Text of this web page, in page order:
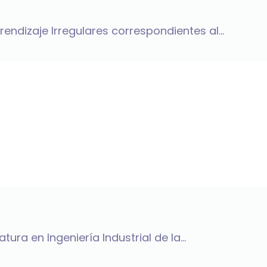
Irregulares correspondientes al...
en Ingeniería Industrial de la...